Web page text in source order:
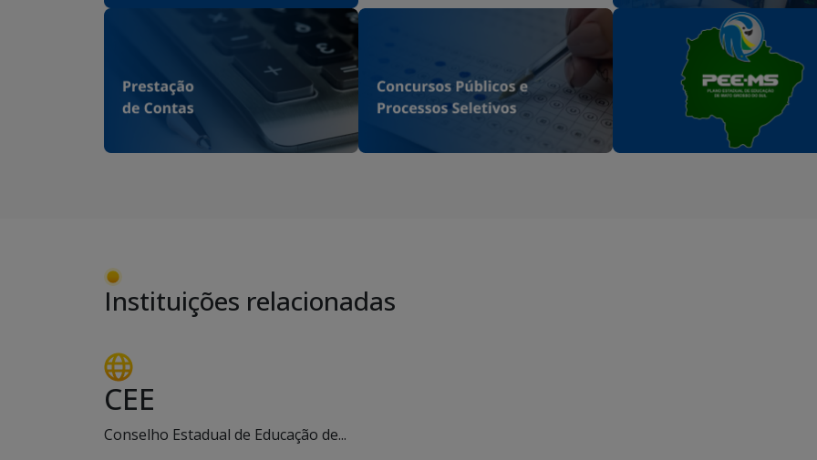
Instituições relacionadas
CEE
Conselho Estadual de Educação de...